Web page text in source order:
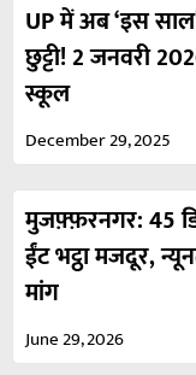
UP में अब ‘इस
छुट्टी! 2 जनवरी
स्कूल
December 29, 2025
मुजफ़्फ़रनगर: 45
ईंट भट्ठा मजदूर,
मांग
June 29, 2026